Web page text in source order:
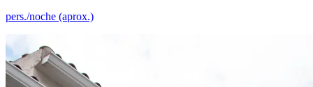
pers./noche (aprox.)